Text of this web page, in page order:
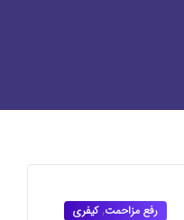
رفع مزاحمت,کیفری